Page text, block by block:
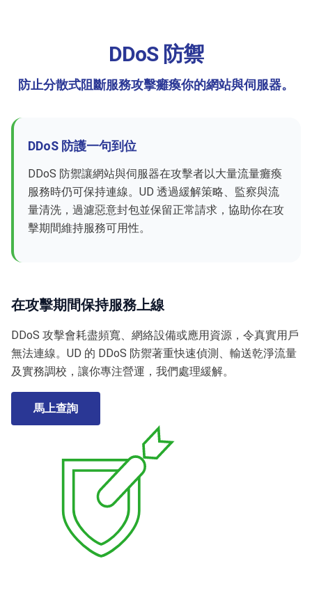
DDoS 防禦
防止分散式阻斷服務攻擊癱瘓你的網站與伺服器。
DDoS 防護一句到位
DDoS 防禦讓網站與伺服器在攻擊者以大量流量癱瘓
服務時仍可保持連線。UD 透過緩解策略、監察與流
量清洗，過濾惡意封包並保留正常請求，協助你在攻
擊期間維持服務可用性。
在攻擊期間保持服務上線
DDoS 攻擊會耗盡頻寬、網絡設備或應用資源，令真實用戶
無法連線。UD 的 DDoS 防禦著重快速偵測、輸送乾淨流量
及實務調校，讓你專注營運，我們處理緩解。
馬上查詢